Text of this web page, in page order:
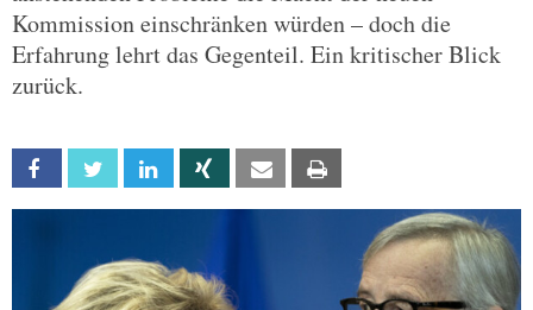
Kommission einschränken würden – doch die
Erfahrung lehrt das Gegenteil. Ein kritischer Blick
zurück.
Facebook Twitter Linkedin Xing Email